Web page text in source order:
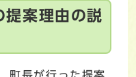
提案理由の説
町長が行った提案